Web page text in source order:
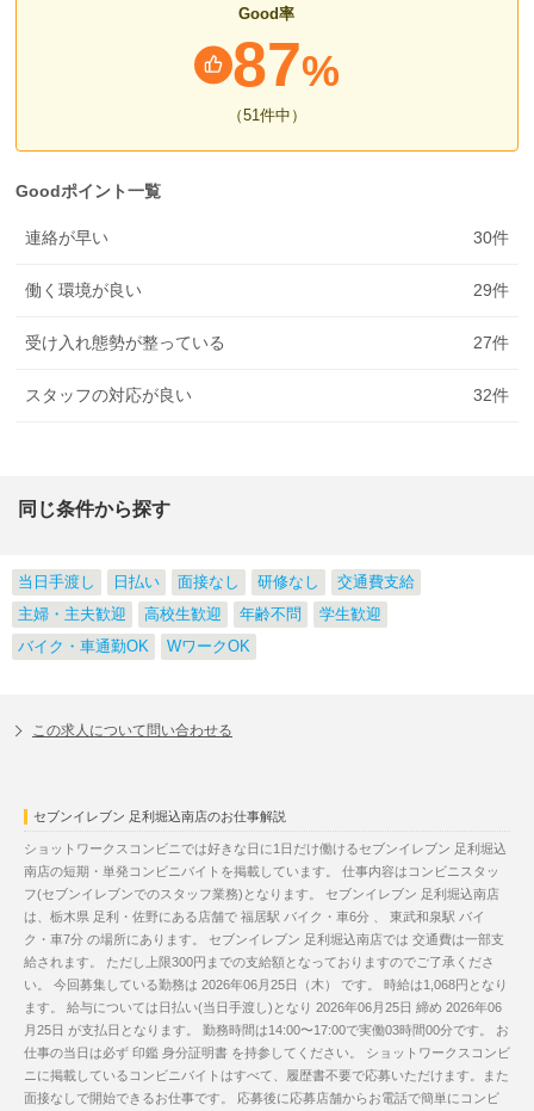
Good率
87%
（51 件中 ）
Goodポイント一覧
連絡が早い 30件
働く環境が良い 29件
受け入れ態勢が整っている 27件
スタッフの対応が良い 32件
同じ条件から探す
当日手渡し 日払い 面接なし 研修なし
交通費支給
主婦・主夫歓迎
高校生歓迎 年齢不問
学生歓迎
バイク・車通勤OK
WワークOK
この求人について問い合わせる
セブンイレブン 足利堀込南店のお仕事解説
ショットワークスコンビニでは好きな日に1日だけ働けるセブンイレブン 足利堀込
南店の短期・単発コンビニバイトを掲載しています。 仕事内容はコンビニスタッ
フ(セブンイレブンでのスタッフ業務)となります。 セブンイレブン 足利堀込南店
は、栃木県 足利・佐野にある店舗で 福居駅 バイク・車6分 、 東武和泉駅 バイ
ク・車7分 の場所にあります。 セブンイレブン 足利堀込南店では 交通費は一部支
給されます。 ただし上限300円までの支給額となっておりますのでご了承くださ
い。 今回募集している勤務は 2026年06月25日（木） です。 時給は1,068円となり
ます。 給与については日払い(当日手渡し)となり 2026年06月25日 締め 2026年06
月25日 が支払日となります。 勤務時間は14:00〜17:00で実働03時間00分です。 お
仕事の当日は必ず 印鑑 身分証明書 を持参してください。 ショットワークスコンビ
ニに掲載しているコンビニバイトはすべて、履歴書不要で応募いただけます。また
面接なしで開始できるお仕事です。 応募後に応募店舗からお電話で簡単にコンビ